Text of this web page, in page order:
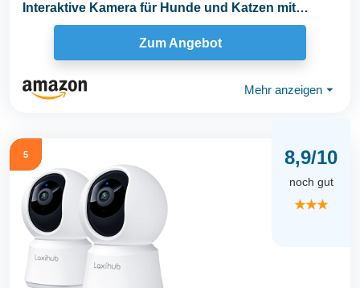
Interaktive Kamera für Hunde und Katzen mit
Handy-App...
Zum Angebot
Mehr anzeigen ⏷
5 8,9/10
noch gut
★★★